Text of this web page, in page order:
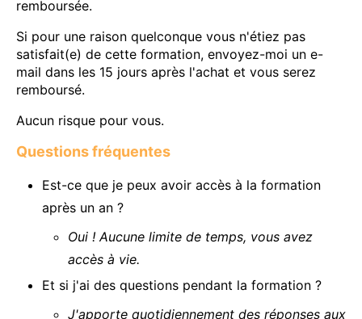
remboursée.
Si pour une raison quelconque vous n'étiez pas
satisfait(e) de cette formation, envoyez-moi un e-
mail dans les 15 jours après l'achat et vous serez
remboursé.
Aucun risque pour vous.
Questions fréquentes
Est-ce que je peux avoir accès à la formation
après un an ?
Oui ! Aucune limite de temps, vous avez
accès à vie.
Et si j'ai des questions pendant la formation ?
J'apporte quotidiennement des réponses aux